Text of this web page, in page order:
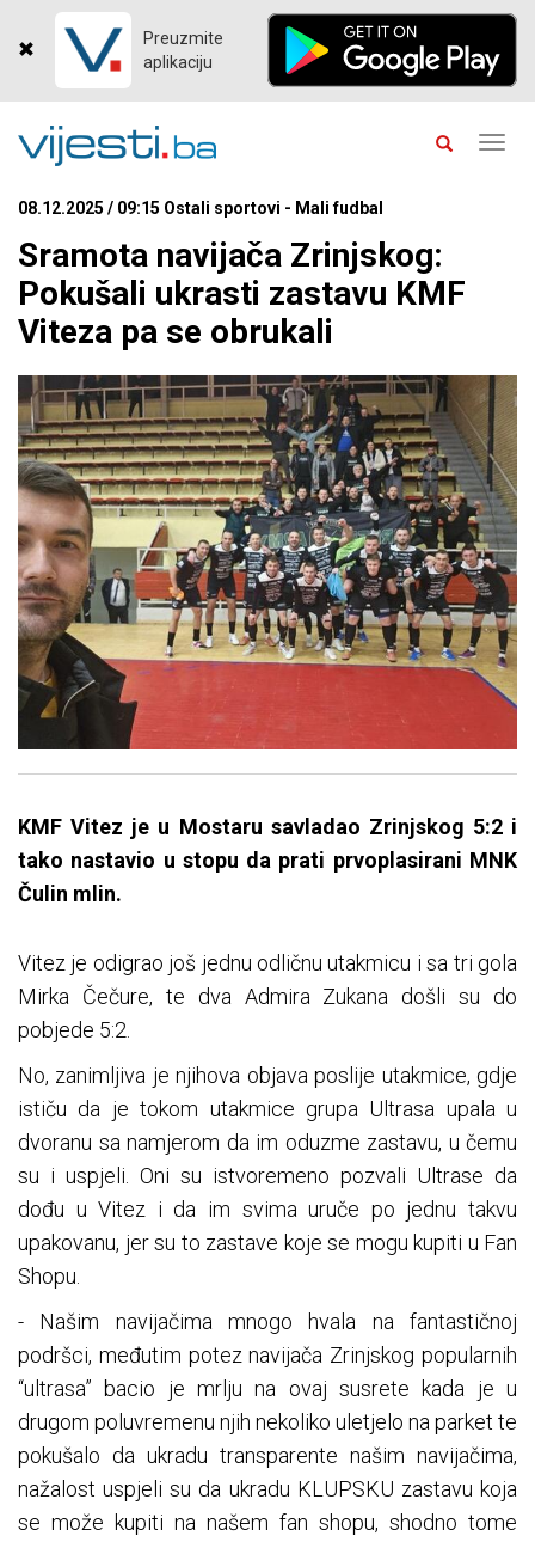
Preuzmite
aplikaciju
08.12.2025 / 09:15 Ostali sportovi - Mali fudbal
Sramota navijača Zrinjskog:
Pokušali ukrasti zastavu KMF
Viteza pa se obrukali
KMF Vitez je u Mostaru savladao Zrinjskog 5:2 i
tako nastavio u stopu da prati prvoplasirani MNK
Čulin mlin.
Vitez je odigrao još jednu odličnu utakmicu i sa tri gola
Mirka Čečure, te dva Admira Zukana došli su do
pobjede 5:2.
No, zanimljiva je njihova objava poslije utakmice, gdje
ističu da je tokom utakmice grupa Ultrasa upala u
dvoranu sa namjerom da im oduzme zastavu, u čemu
su i uspjeli. Oni su istvoremeno pozvali Ultrase da
dođu u Vitez i da im svima uruče po jednu takvu
upakovanu, jer su to zastave koje se mogu kupiti u Fan
Shopu.
- Našim navijačima mnogo hvala na fantastičnoj
podršci, međutim potez navijača Zrinjskog popularnih
“ultrasa” bacio je mrlju na ovaj susrete kada je u
drugom poluvremenu njih nekoliko uletjelo na parket te
pokušalo da ukradu transparente našim navijačima,
nažalost uspjeli su da ukradu KLUPSKU zastavu koja
se može kupiti na našem fan shopu, shodno tome